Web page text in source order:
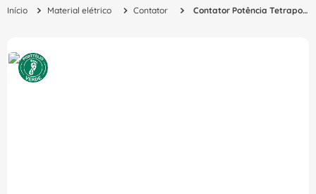
Material elétrico Contator Contator Potência Tetrapolar 140A 110VCA 1NA+1NF Sirius 3Rt23461Ag20 Siemens
º disjuntor
3º